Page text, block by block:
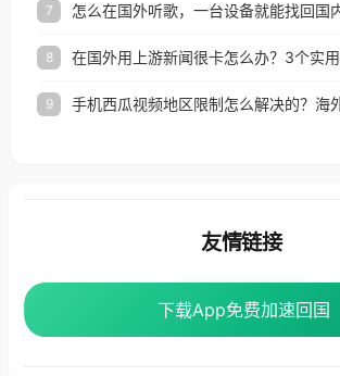
7 怎么在国外听歌，一台设备就能找回国
8
9
下载App免费加速回国
下载App免费加速回国
友情链接